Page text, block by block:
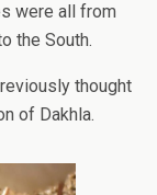
were all from
the South.
thought
of Dakhla.